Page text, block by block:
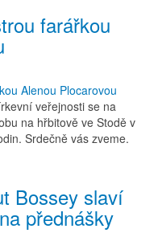
farářkou
veřejnosti se na
na hřbitově ve Stodě v
Srdečně vás zveme.
Bossey slaví
přednášky